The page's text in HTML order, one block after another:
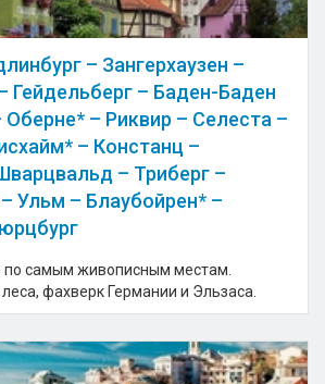
– Зангерхаузен –
Гейдельберг – Баден-Баден
Оберне* – Риквир – Селеста –
– Констанц –
– Триберг –
Ульм – Блаубойрен* –
по самым живописным местам.
фахверк Германии и Эльзаса.